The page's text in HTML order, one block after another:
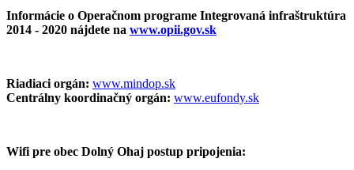
Informácie o Operačnom programe Integrovaná infraštruktúra
2014 - 2020 nájdete na www.opii.gov.sk
Riadiaci orgán: www.mindop.sk
Centrálny koordinačný orgán: www.eufondy.sk
Wifi pre obec Dolný Ohaj postup pripojenia: